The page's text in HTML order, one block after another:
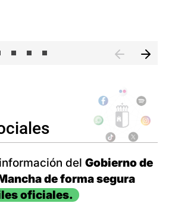
del Gobierno de
de forma segura
oficiales.